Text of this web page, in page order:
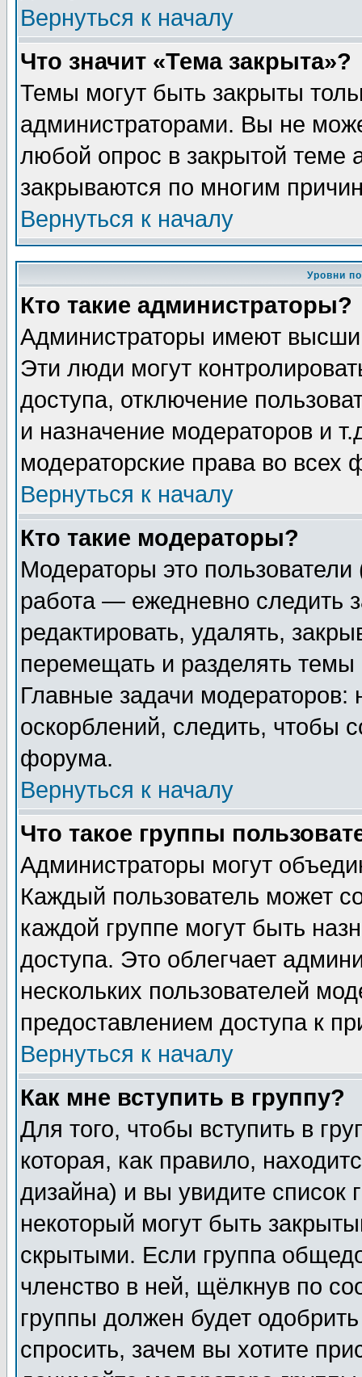
Вернуться к началу
Что значит «Тема закрыта»?
Темы могут быть закрыты
администраторами. Вы не
любой опрос в закрытой теме
закрываются по многим
Вернуться к началу
Уровни
Кто такие администраторы?
Администраторы имеют
Эти люди могут
доступа, отключение
и назначение модераторов и
модераторские права во всех
Вернуться к началу
Кто такие модераторы?
Модераторы это
работа — ежедневно следить
редактировать, удалять,
перемещать и разделять
Главные задачи
оскорблений, следить, чтобы
форума.
Вернуться к началу
Что такое группы
Администраторы могут
Каждый пользователь может
каждой группе могут быть
доступа. Это облегчает
нескольких пользователей
предоставлением доступа к
Вернуться к началу
Как мне вступить в группу?
Для того, чтобы вступить в
которая, как правило,
дизайна) и вы увидите список
некоторый могут быть
скрытыми. Если группа
членство в ней, щёлкнув по
группы должен будет
спросить, зачем вы хотите